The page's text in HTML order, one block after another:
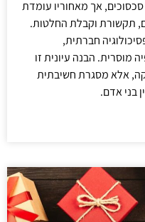
אך מאחוריו עומדת
תקשורת וקבלת החלטות.
חברתית,
מוסרית. הבנה עיונית זו
אלא מסגרת חשיבתית
בני אדם.